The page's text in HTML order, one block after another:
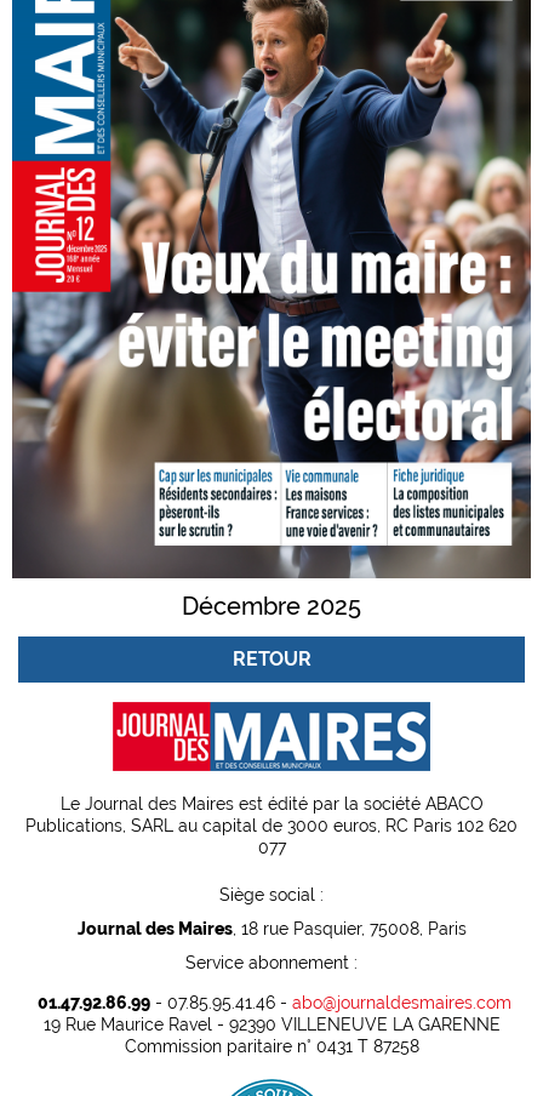
Décembre 2025
RETOUR
Le Journal des Maires est édité par la société ABACO
Publications, SARL au capital de 3000 euros, RC Paris 102 620
077
Siège social :
Journal des Maires, 18 rue Pasquier, 75008, Paris
Service abonnement :
01.47.92.86.99- 07.85.95.41.46 - abo@journaldesmaires.com
19 Rue Maurice Ravel - 92390 VILLENEUVE LA GARENNE
Commission paritaire n° 0431 T 87258